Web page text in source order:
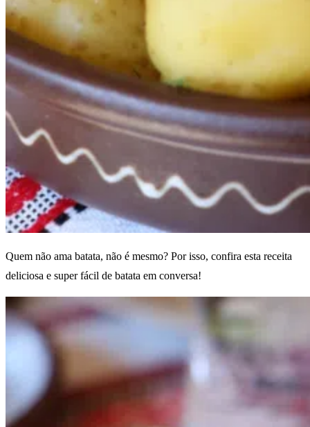
Quem não ama batata, não é mesmo? Por isso, confira esta receita
deliciosa e super fácil de batata em conversa!